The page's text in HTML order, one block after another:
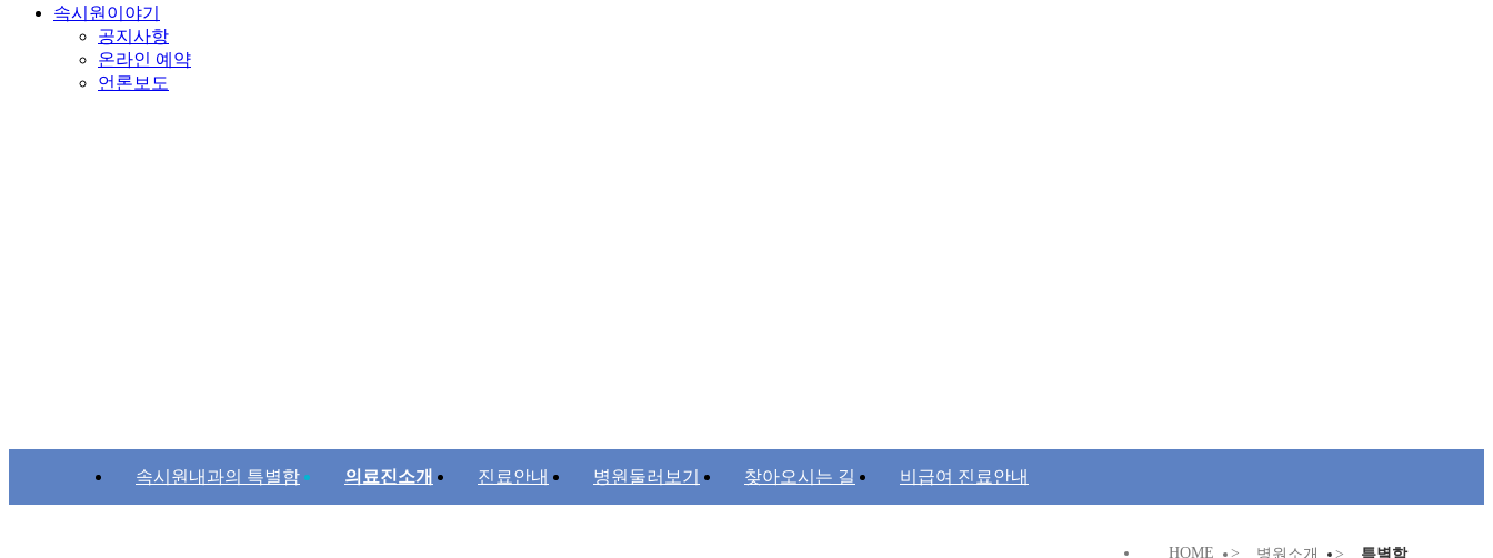
속시원이야기
공지사항
온라인 예약
언론보도
속시원내과의 특별함 의료진소개 진료안내 병원둘러보기 찾아오시는 길 비급여 진료안내
HOME > 병원소개 > 특별함